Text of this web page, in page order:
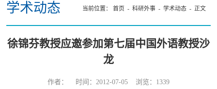
学术动态 当前位置： 首页 - 科研外事- 学术动态- 正文
徐锦芬教授应邀参加第七届中国外语教授沙
龙
作者： 时间：2012-07-05 浏览： 1339